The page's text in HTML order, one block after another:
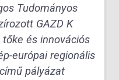
Tudományos
GAZD K
és innovációs
európai regionális
pályázat